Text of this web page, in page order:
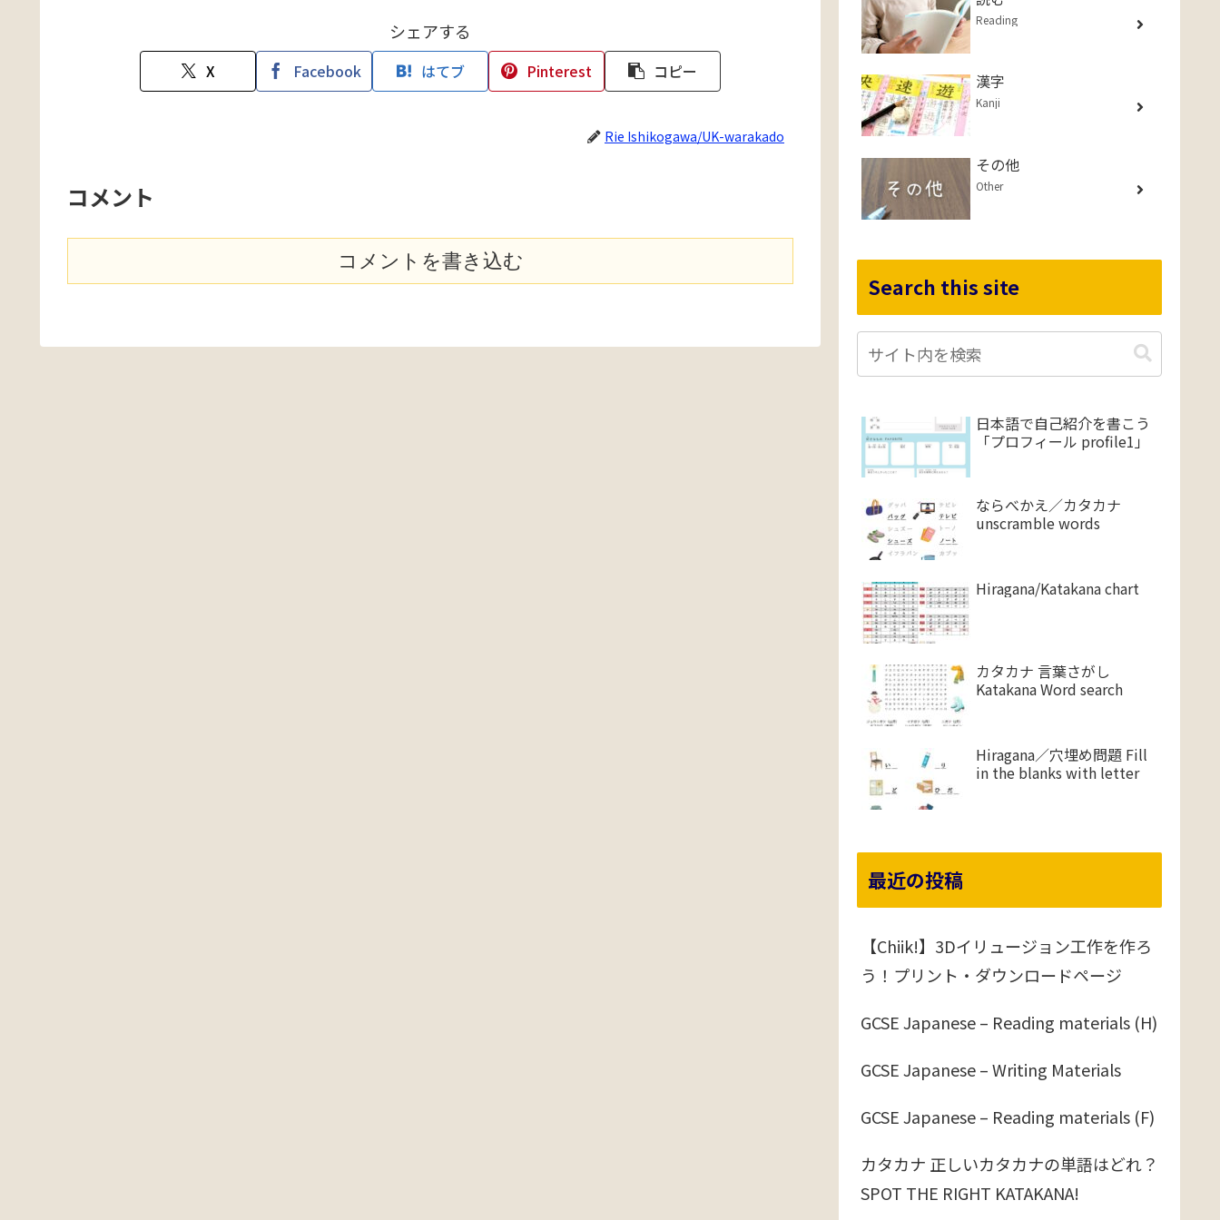
シェアする
X Facebook はてブ Pinterest コピー
Rie Ishikogawa/UK-warakado
コメント
コメントを書き込む
Reading
漢字
Kanji
その他
Other
Search this site
日本語で自己紹介を書こう
「プロフィール profile1」
ならべかえ／カタカナ
unscramble words
Hiragana/Katakana chart
カタカナ 言葉さがし
Katakana Word search
Hiragana／穴埋め問題 Fill
in the blanks with letter
最近の投稿
【Chiik!】3Dイリュージョン工作を作ろ
う！プリント・ダウンロードページ
GCSE Japanese – Reading materials (H)
GCSE Japanese – Writing Materials
GCSE Japanese – Reading materials (F)
カタカナ 正しいカタカナの単語はどれ？
SPOT THE RIGHT KATAKANA!